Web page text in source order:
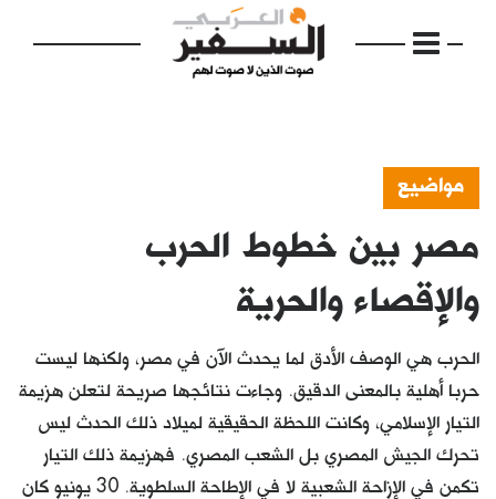
الرئيسية
مواضيع
إفتتاحية
فكرة
دفاتر
بالصورة
مواضيع
مصر بين خطوط الحرب
والإقصاء والحرية
الحرب هي الوصف الأدق لما يحدث الآن في مصر، ولكنها ليست
حربا أهلية بالمعنى الدقيق. وجاءت نتائجها صريحة لتعلن هزيمة
التيار الإسلامي، وكانت اللحظة الحقيقية لميلاد ذلك الحدث ليس
تحرك الجيش المصري بل الشعب المصري. فهزيمة ذلك التيار
تكمن في الإزاحة الشعبية لا في الإطاحة السلطوية. 30 يونيو كان